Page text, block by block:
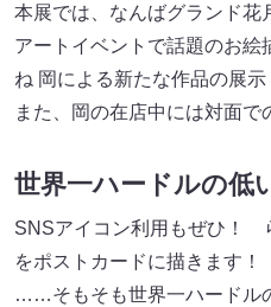
本展では、なんばグランド花
アートイベントで話題のお絵
ね 岡による新たな作品の展示
また、岡の在店中には対面で
世界一ハードルの低
SNSアイコン利用もぜひ！
をポストカードに描きます！
……そもそも世界一ハードル